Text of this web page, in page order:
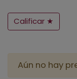
Calificar ★
Aún no hay